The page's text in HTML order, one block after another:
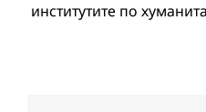
институтите по